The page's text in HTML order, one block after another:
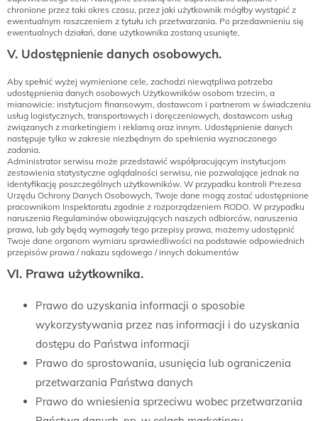
chronione przez taki okres czasu, przez jaki użytkownik mógłby wystąpić z
ewentualnym roszczeniem z tytułu ich przetwarzania. Po przedawnieniu się
ewentualnych działań, dane użytkownika zostaną usunięte.
V. Udostępnienie danych osobowych.
Aby spełnić wyżej wymienione cele, zachodzi niewątpliwa potrzeba
udostępnienia danych osobowych Użytkowników osobom trzecim, a
mianowicie: instytucjom finansowym, dostawcom i partnerom w świadczeniu
usług logistycznych, transportowych i doręczeniowych, dostawcom usług
związanych z marketingiem i reklamą oraz innym. Udostępnienie danych
następuje tylko w zakresie niezbędnym do spełnienia wyznaczonego
zadania.
Administrator serwisu może przedstawić współpracującym instytucjom
zestawienia statystyczne oglądalności serwisu, nie pozwalające jednak na
identyfikację poszczególnych użytkowników. W przypadku kontroli Prezesa
Urzędu Ochrony Danych Osobowych, Twoje dane mogą zostać udostępnione
pracownikom Inspektoratu zgodnie z rozporządzeniem RODO. W przypadku
naruszenia Regulaminów obowiązujących naszych odbiorców, naruszenia
prawa, lub gdy będą wymagały tego przepisy prawa, możemy udostępnić
Twoje dane organom wymiaru sprawiedliwości na podstawie odpowiednich
przepisów prawa / nakazu sądowego / innych dokumentów
VI. Prawa użytkownika.
Prawo do uzyskania informacji o sposobie
wykorzystywania przez nas informacji i do uzyskania
dostępu do Państwa informacji
Prawo do sprostowania, usunięcia lub ograniczenia
przetwarzania Państwa danych
Prawo do wniesienia sprzeciwu wobec przetwarzania